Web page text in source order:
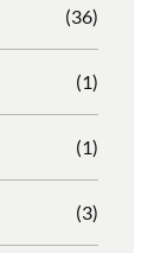
(36)
(1)
(1)
(3)